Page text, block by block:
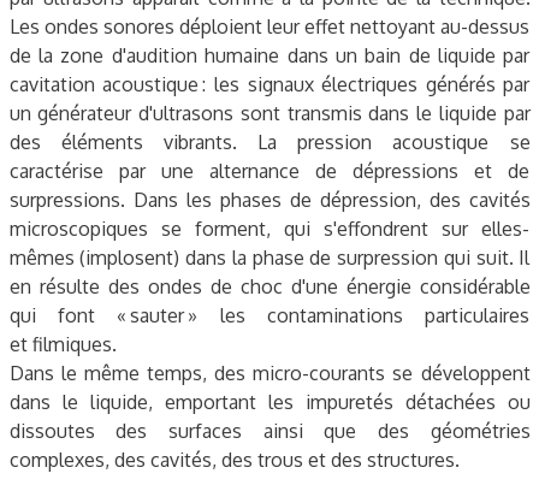
Les ondes sonores déploient leur effet nettoyant au-dessus
de la zone d'audition humaine dans un bain de liquide par
cavitation acoustique : les signaux électriques générés par
un générateur d'ultrasons sont transmis dans le liquide par
des éléments vibrants. La pression acoustique se
caractérise par une alternance de dépressions et de
surpressions. Dans les phases de dépression, des cavités
microscopiques se forment, qui s'effondrent sur elles-
mêmes (implosent) dans la phase de surpression qui suit. Il
en résulte des ondes de choc d'une énergie considérable
qui font « sauter » les contaminations particulaires
et filmiques.
Dans le même temps, des micro-courants se développent
dans le liquide, emportant les impuretés détachées ou
dissoutes des surfaces ainsi que des géométries
complexes, des cavités, des trous et des structures.